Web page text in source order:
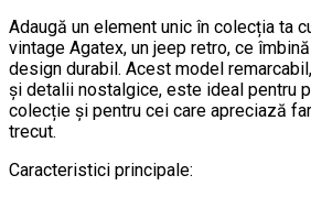
Adaugă un element unic în colecția ta
vintage Agatex, un jeep retro, ce
design durabil. Acest model
și detalii nostalgice, este ideal pentru
colecție și pentru cei care apreciază
trecut.
Caracteristici principale: